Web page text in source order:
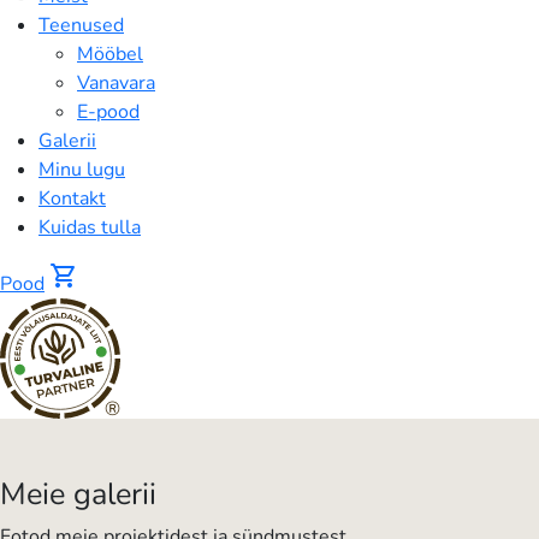
Teenused
Mööbel
Vanavara
E-pood
Galerii
Minu lugu
Kontakt
Kuidas tulla
Pood shopping_cart
®
-
VESTA
Meie galerii